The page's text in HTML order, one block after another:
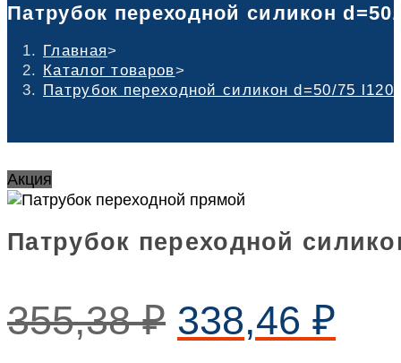
Патрубок переходной силикон
Главная>
Каталог товаров>
Патрубок переходной силикон d=50/75 l120
Акция
Патрубок переходной
355,38₽ 338,46 ₽